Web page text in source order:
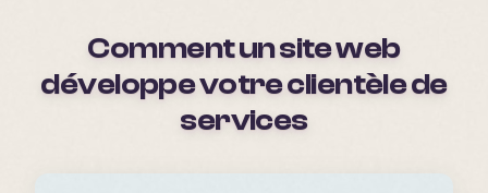
Comment un site web
développe votre clientèle de
services